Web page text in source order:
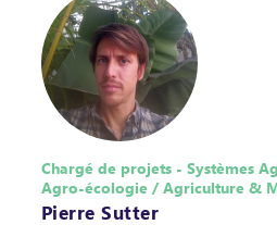
Chargé de projets - Systèmes
Agro-écologie / Agriculture &
Pierre Sutter